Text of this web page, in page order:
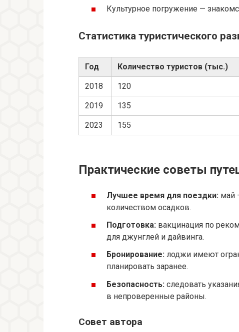
Культурное погружение —
Статистика туристического
Год Количество туристов (тыс.)
2018 120
2019 135
2023 155
Практические советы
Лучшее время для поездки: май
количеством осадков.
Подготовка: вакцинация по
для джунглей и дайвинга.
Бронирование: лоджи имеют
планировать заранее.
Безопасность: следовать
в непроверенные районы.
Совет автора